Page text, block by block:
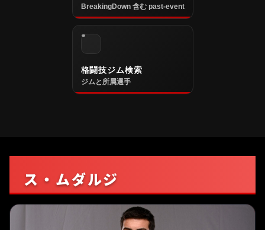
BreakingDown 含む past-event
格闘技ジム検索
ジムと所属選手
ス・ムダルジ